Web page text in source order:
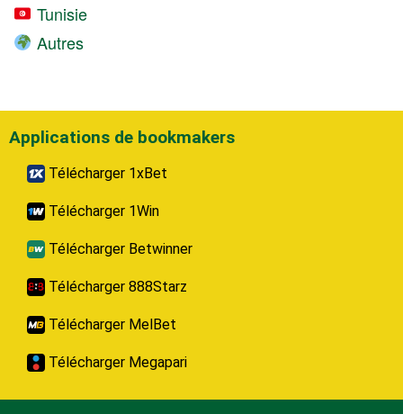
Tunisie
Autres
Applications de bookmakers
Télécharger 1xBet
Télécharger 1Win
Télécharger Betwinner
Télécharger 888Starz
Télécharger MelBet
Télécharger Megapari